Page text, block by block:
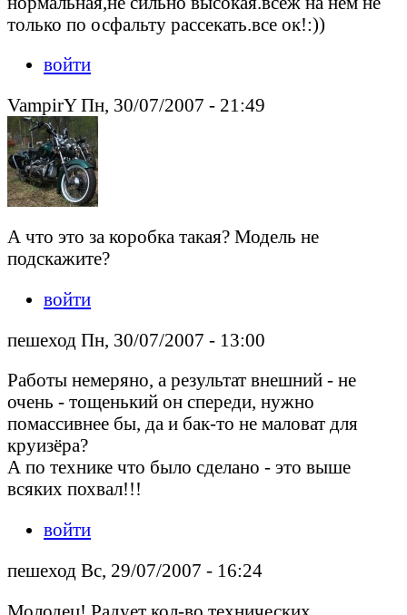
только по осфальту рассекать.все ок!:))
войти
VampirY Пн, 30/07/2007 - 21:49
А что это за коробка такая? Модель не
подскажите?
войти
пешеход Пн, 30/07/2007 - 13:00
Работы немеряно, а результат внешний - не
очень - тощенький он спереди, нужно
помассивнее бы, да и бак-то не маловат для
круизёра?
А по технике что было сделано - это выше
всяких похвал!!!
войти
пешеход Вс, 29/07/2007 - 16:24
Молодец! Радует кол-во технических